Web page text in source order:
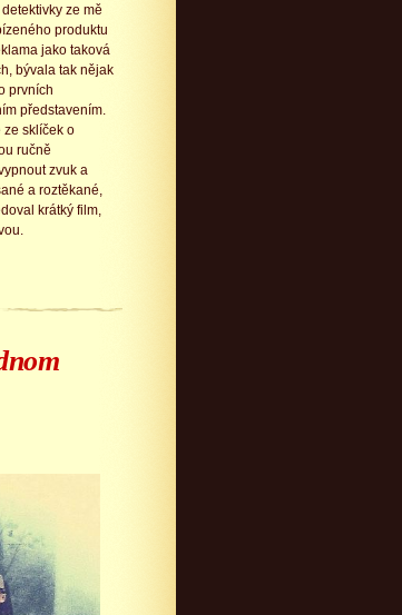
ze mě
produktu
jako taková
bývala tak nějak
prvních
představením.
ze sklíček o
ručně
zvuk a
a roztěkané,
krátký film,